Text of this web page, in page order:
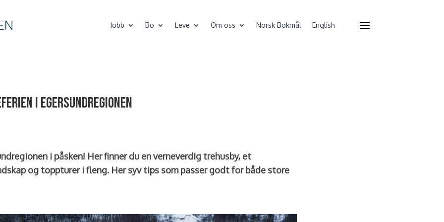
Jobb Bo Leve Om oss Norsk Bokmål English
i Egersundregionen
i påsken! Her finner du en verneverdig trehusby, et
og toppturer i fleng. Her syv tips som passer godt for både store